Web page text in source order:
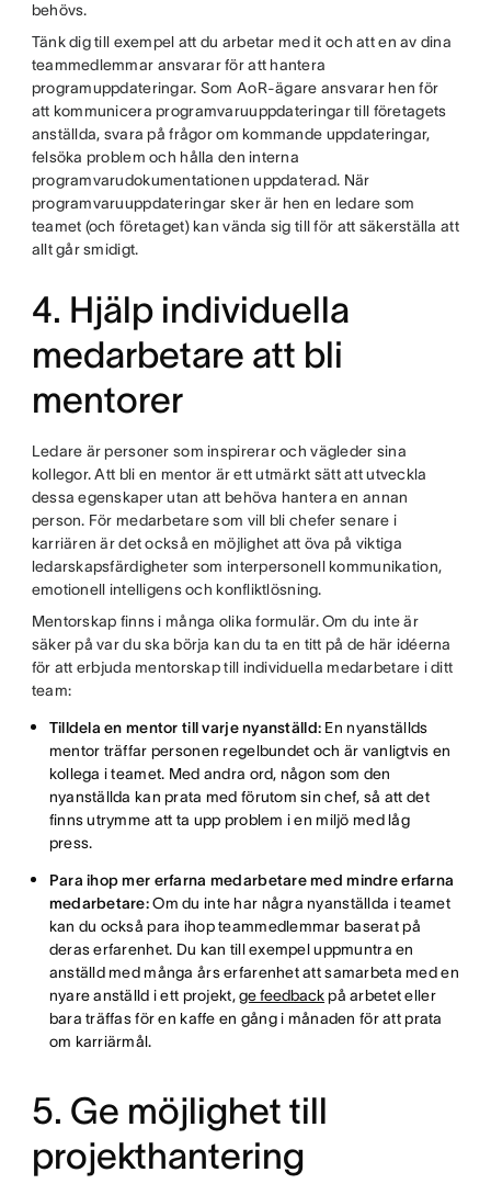
behövs.
Tänk dig till exempel att du arbetar med it och att en av dina
teammedlemmar ansvarar för att hantera
programuppdateringar. Som AoR-ägare ansvarar hen för
att kommunicera programvaruuppdateringar till företagets
anställda, svara på frågor om kommande uppdateringar,
felsöka problem och hålla den interna
programvarudokumentationen uppdaterad. När
programvaruuppdateringar sker är hen en ledare som
teamet (och företaget) kan vända sig till för att säkerställa att
allt går smidigt.
4. Hjälp individuella
medarbetare att bli
mentorer
Ledare är personer som inspirerar och vägleder sina
kollegor. Att bli en mentor är ett utmärkt sätt att utveckla
dessa egenskaper utan att behöva hantera en annan
person. För medarbetare som vill bli chefer senare i
karriären är det också en möjlighet att öva på viktiga
ledarskapsfärdigheter som interpersonell kommunikation,
emotionell intelligens och konfliktlösning.
Mentorskap finns i många olika formulär. Om du inte är
säker på var du ska börja kan du ta en titt på de här idéerna
för att erbjuda mentorskap till individuella medarbetare i ditt
team:
Tilldela en mentor till varje nyanställd: En nyanställds
mentor träffar personen regelbundet och är vanligtvis en
kollega i teamet. Med andra ord, någon som den
nyanställda kan prata med förutom sin chef, så att det
finns utrymme att ta upp problem i en miljö med låg
press.
Para ihop mer erfarna medarbetare med mindre erfarna
medarbetare:Om du inte har några nyanställda i teamet
kan du också para ihop teammedlemmar baserat på
deras erfarenhet. Du kan till exempel uppmuntra en
anställd med många års erfarenhet att samarbeta med en
nyare anställd i ett projekt,ge feedbackpå arbetet eller
bara träffas för en kaffe en gång i månaden för att prata
om karriärmål.
5. Ge möjlighet till
projekthantering